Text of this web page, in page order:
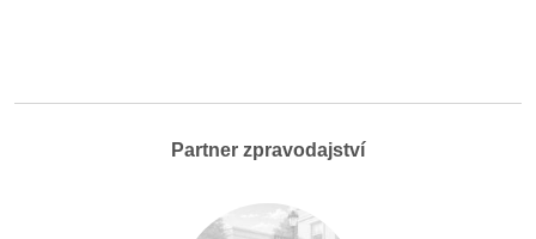
Partner zpravodajství